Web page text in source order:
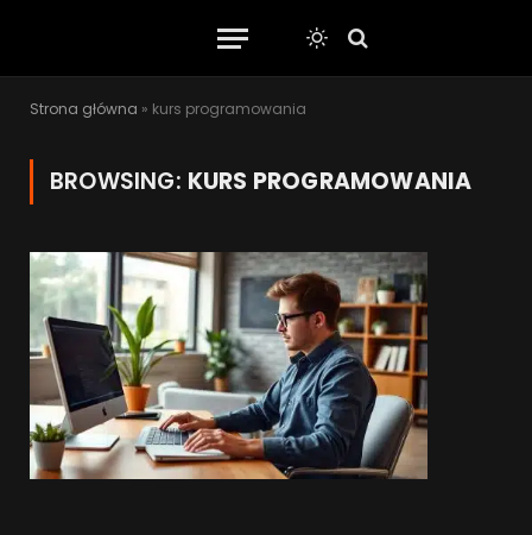
Strona główna » kurs programowania
BROWSING: KURS PROGRAMOWANIA